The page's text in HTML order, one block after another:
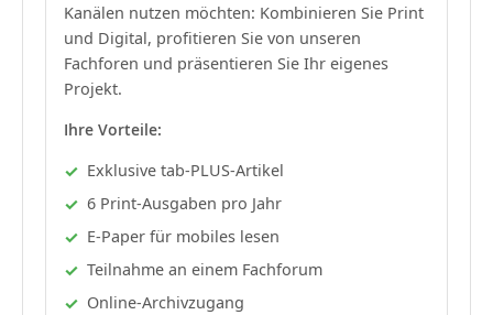
Kanälen nutzen möchten: Kombinieren Sie Print
und Digital, profitieren Sie von unseren
Fachforen und präsentieren Sie Ihr eigenes
Projekt.
Ihre Vorteile:
Exklusive tab-PLUS-Artikel
6 Print-Ausgaben pro Jahr
E-Paper für mobiles lesen
Teilnahme an einem Fachforum
Online-Archivzugang